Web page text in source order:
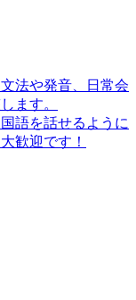
法や発音、日常会
ます。
語を話せるように
歓迎です！